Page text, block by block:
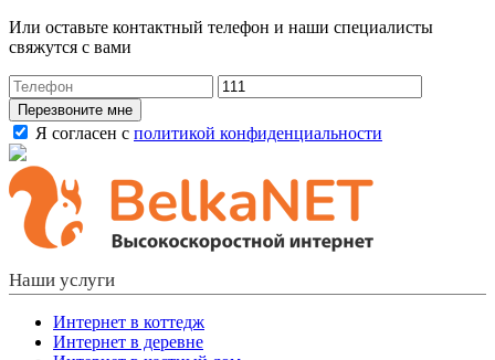
Или оставьте контактный телефон и наши специалисты
свяжутся с вами
Перезвоните мне
Я согласен с политикой конфиденциальности
Наши услуги
Интернет в коттедж
Интернет в деревне